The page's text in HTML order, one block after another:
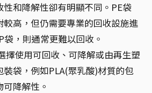
性和降解性卻有明顯不同。PE袋
較高，但仍需要專業的回收設施進
袋，則通常更難以回收。
擇使用可回收、可降解或由再生塑
裝袋，例如PLA(聚乳酸)材質的包
降解性。